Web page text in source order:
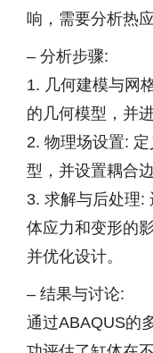
响，需要分析热
– 分析步骤:
1. 几何建模与网
的几何模型，并
2. 物理场设置:
型，并设置耦合
3. 求解与后处理:
体应力和变形的
并优化设计。
– 结果与讨论:
通过ABAQUS的